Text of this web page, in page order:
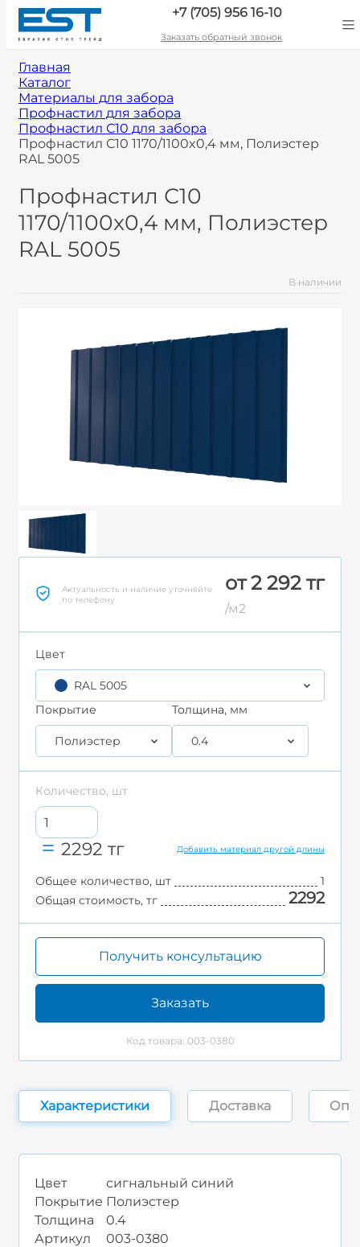
+7 (705) 956 16-10
Заказать обратный звонок
Главная
Каталог
Материалы для забора
Профнастил для забора
Профнастил С10 для забора
Профнастил С10 1170/1100x0,4 мм, Полиэстер
RAL 5005
Профнастил С10
1170/1100x0,4 мм, Полиэстер
RAL 5005
В наличии
Актуальность и наличие уточняйте
по телефону
от 2 292 тг
/м2
Цвет
RAL 5005
Покрытие
Полиэстер
Толщина, мм
0.4
Количество, шт
2292 тг Добавить материал другой длины
Общее количество, шт
1
Общая стоимость, тг
2292
Получить консультацию
Заказать
Код товара: 003-0380
Характеристики Доставка
Цвет
сигнальный синий
Покрытие Полиэстер
Толщина
0.4
Артикул
003-0380